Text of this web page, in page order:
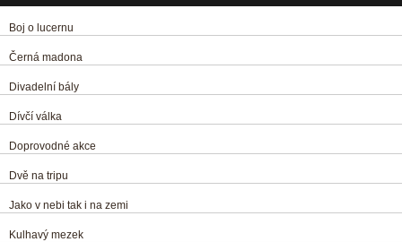
Boj o lucernu
Černá madona
Divadelní bály
Dívčí válka
Doprovodné akce
Dvě na tripu
Jako v nebi tak i na zemi
Kulhavý mezek